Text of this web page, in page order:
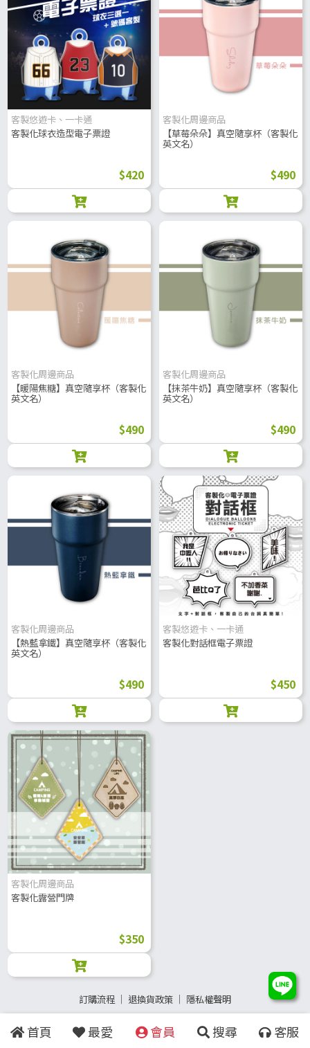
首頁 最愛 會員 搜尋 客服
客製悠遊卡、一卡通
客製化球衣造型電子票證
$420
客製化周邊商品
【草莓朵朵】真空隨享杯（客製化
英文名）
$490
客製化周邊商品
【暖陽焦糖】真空隨享杯（客製化
英文名）
$490
客製化周邊商品
【抹茶牛奶】真空隨享杯（客製化
英文名）
$490
客製化周邊商品
【熱藍拿鐵】真空隨享杯（客製化
英文名）
$490
客製悠遊卡、一卡通
客製化對話框電子票證
$450
客製化周邊商品
客製化露營門牌
$350
訂購流程 │ 退換貨政策 │ 隱私權聲明
Copyright©2015 - 2023YangZhu Technology Co., Ltd.